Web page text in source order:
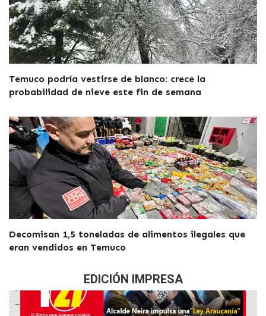
Temuco podría vestirse de blanco: crece la
probabilidad de nieve este fin de semana
Decomisan 1,5 toneladas de alimentos ilegales que
eran vendidos en Temuco
EDICIÓN IMPRESA